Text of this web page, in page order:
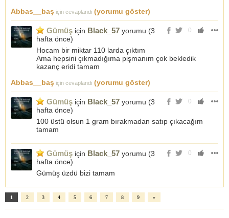
Abbas__baş için cevaplandı (yorumu göster)
0
Gümüş için Black_57 yorumu (3
hafta önce)
Hocam bir miktar 110 larda çıktım
Ama hepsini çıkmadığıma pişmanım çok bekledik
kazanç eridi tamam
Abbas__baş için cevaplandı (yorumu göster)
0
Gümüş için Black_57 yorumu (3
hafta önce)
100 üstü olsun 1 gram bırakmadan satıp çıkacağım
tamam
0
Gümüş için Black_57 yorumu (3
hafta önce)
Gümüş üzdü bizi tamam
1 2 3 4 5 6 7 8 9 »